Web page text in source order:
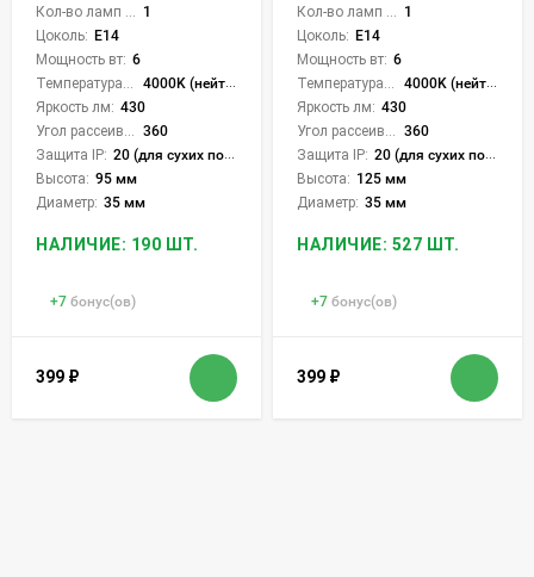
1
Цоколь: E14
Мощность вт: 6
4000K (нейтральный)
Яркость лм: 430
360
Защита IP: 20 (для сухих пом.)
Высота: 95 мм
Диаметр: 35 мм
НАЛИЧИЕ: 190 ШТ.
+7 бонус(ов)
399 ₽
1
Цоколь: E14
Мощность вт: 6
4000K (нейтральный)
Яркость лм: 430
360
Защита IP: 20 (для сухих пом.)
Высота: 125 мм
Диаметр: 35 мм
НАЛИЧИЕ: 527 ШТ.
+7 бонус(ов)
399 ₽